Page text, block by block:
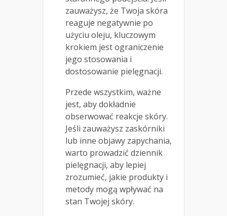
zauważysz, że Twoja skóra
reaguje negatywnie po
użyciu oleju, kluczowym
krokiem jest ograniczenie
jego stosowania i
dostosowanie pielęgnacji.
Przede wszystkim, ważne
jest, aby dokładnie
obserwować reakcje skóry.
Jeśli zauważysz zaskórniki
lub inne objawy zapychania,
warto prowadzić dziennik
pielęgnacji, aby lepiej
zrozumieć, jakie produkty i
metody mogą wpływać na
stan Twojej skóry.